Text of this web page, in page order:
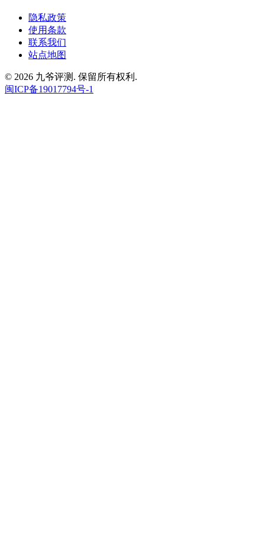
隐私政策
使用条款
联系我们
站点地图
© 2026 九爷评测. 保留所有权利.
闽ICP备19017794号-1